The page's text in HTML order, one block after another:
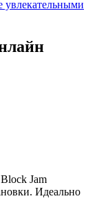
увлекательными
Jam
Идеально